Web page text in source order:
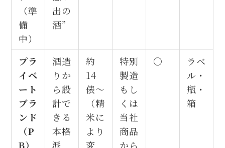
（準
備
中）
出の
酒”
プラ
イベ
ート
ブラ
ンド
（P
B）
酒造
りか
ら設
計で
きる
本格
派
約
14
俵〜
（精
米に
より
変
特別
製造
もし
くは
当社
商品
から
○
ラベ
ル・
瓶・
箱